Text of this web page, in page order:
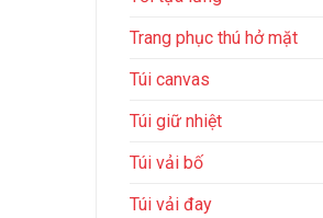
Trang phục thú hở mặt
Túi canvas
Túi giữ nhiệt
Túi vải bố
Túi vải đay